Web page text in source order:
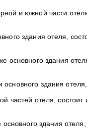
и южной части
здания отеля,
основного здания
здания
отеля,
здания